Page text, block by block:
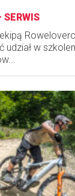
SERWIS
udział w